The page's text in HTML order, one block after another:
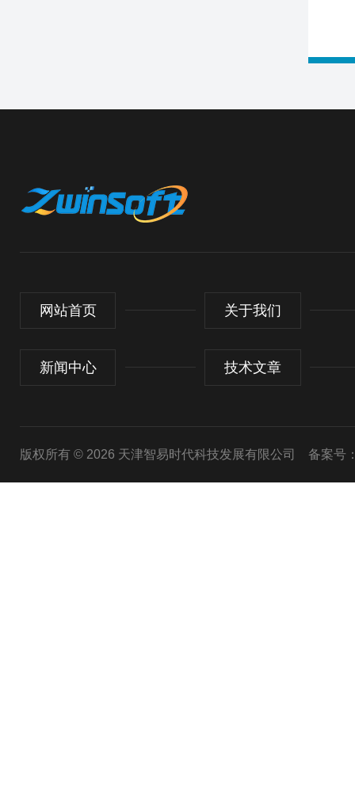
网站首页 关于我们
新闻中心 技术文章
版权所有 © 2026 天津智易时代科技发展有限公司 备案号